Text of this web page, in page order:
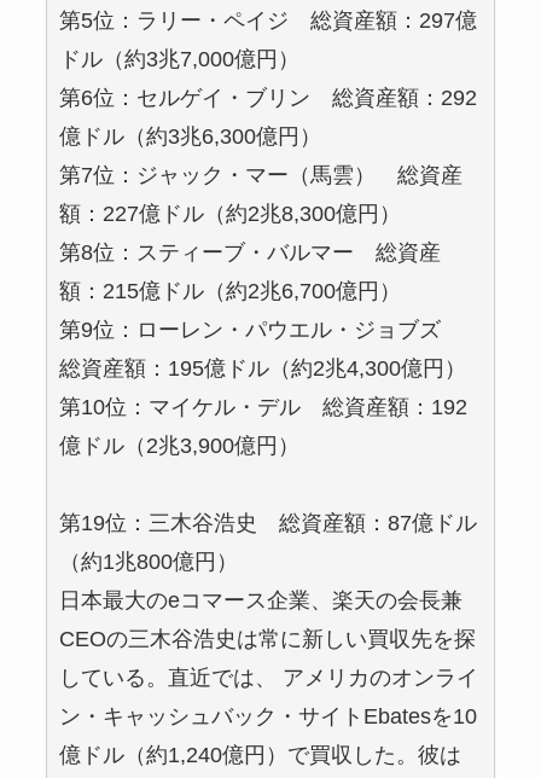
第5位：ラリー・ペイジ 総資産額：297億
ドル（約3兆7,000億円）
第6位：セルゲイ・ブリン 総資産額：292
億ドル（約3兆6,300億円）
第7位：ジャック・マー（馬雲） 総資産
額：227億ドル（約2兆8,300億円）
第8位：スティーブ・バルマー 総資産
額：215億ドル（約2兆6,700億円）
第9位：ローレン・パウエル・ジョブズ
総資産額：195億ドル（約2兆4,300億円）
第10位：マイケル・デル 総資産額：192
億ドル（2兆3,900億円）
第19位：三木谷浩史 総資産額：87億ドル
（約1兆800億円）
日本最大のeコマース企業、楽天の会長兼
CEOの三木谷浩史は常に新しい買収先を探
している。直近では、 アメリカのオンライ
ン・キャッシュバック・サイトEbatesを10
億ドル（約1,240億円）で買収した。彼は